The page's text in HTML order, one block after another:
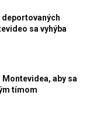
deportovaných
sa vyhýba
aby sa
tímom